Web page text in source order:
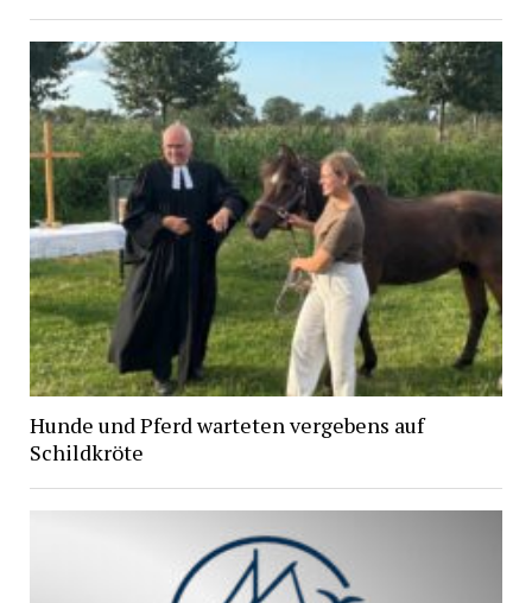
Hunde und Pferd warteten vergebens auf
Schildkröte